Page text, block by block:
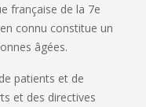
française de la 7e
connu constitue un
âgées.
patients et de
et des directives